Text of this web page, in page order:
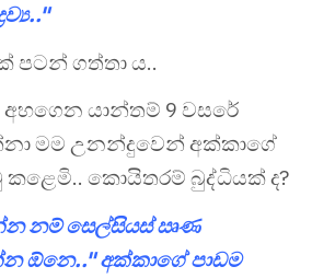
පටන් ගත්තා ය..
යාන්තම් 9 වසරේ
මම උනන්දුවෙන් අක්කාගේ
කොයිතරම් බුද්ධියක් ද?
නම් සෙල්සියස් ඍණ
ඕනෙ.." අක්කාගේ පාඩම